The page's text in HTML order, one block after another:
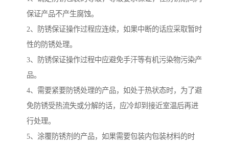
保证产品不产生腐蚀。
2、防锈保证操作过程应连续，如果中断的话应采取暂时
性的防锈处理。
3、防锈保证操作过程中应避免手汗等有机污染物污染产
品。
4、需要紧要防锈处理的产品，如处于热状态时，为了避
免防锈受热流失或分解的话，应冷却到接近室温后再进
行处理。
5、涂覆防锈剂的产品，如果需要包装内包装材料的时